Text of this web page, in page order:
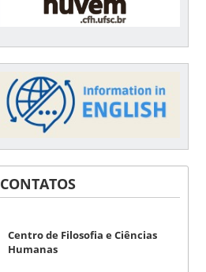
CONTATOS
Centro de Filosofia e Ciências
Humanas